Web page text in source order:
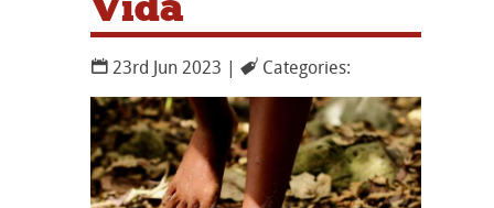
23rd Jun 2023 | Categories: